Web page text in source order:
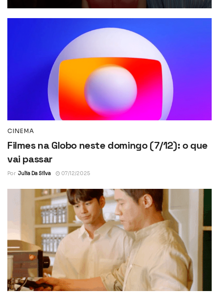
CINEMA
Filmes na Globo neste domingo (7/12): o que
vai passar
Por Julia Da Silva 07/12/2025